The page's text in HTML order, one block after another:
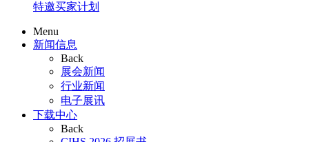
特邀买家计划
Menu
新闻信息
Back
展会新闻
行业新闻
电子展讯
下载中心
Back